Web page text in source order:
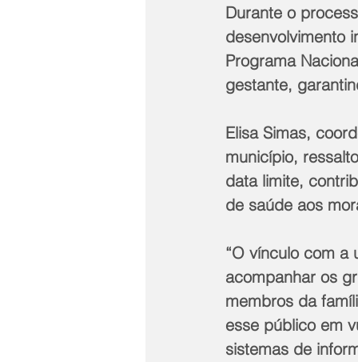
Durante o
desenvolvimento
Programa
gestante,
Elisa Simas,
município,
data limite,
de saúde aos
“O vínculo com
acompanhar os
membros da
esse público em
sistemas de